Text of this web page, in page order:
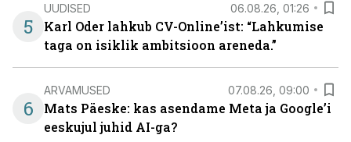
5
UUDISED 06.08.26, 01:26
Karl Oder lahkub CV-Online’ist: “Lahkumise
taga on isiklik ambitsioon areneda.”
6
ARVAMUSED 07.08.26, 09:00
Mats Päeske: kas asendame Meta ja Google’i
eeskujul juhid AI-ga?